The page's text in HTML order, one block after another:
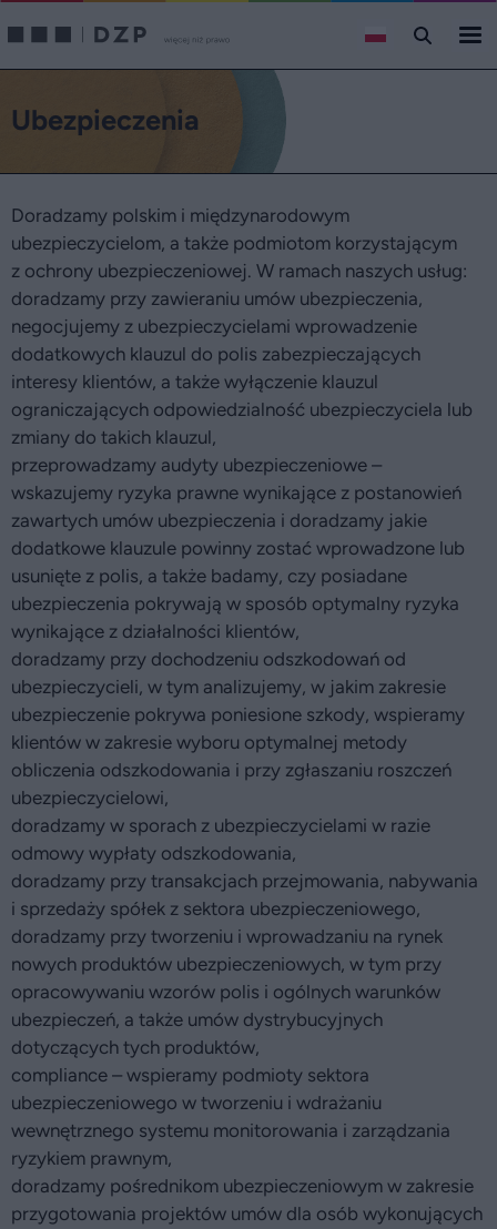
Ubezpieczenia
Doradzamy polskim i międzynarodowym
ubezpieczycielom, a także podmiotom korzystającym
z ochrony ubezpieczeniowej. W ramach naszych usług:
doradzamy przy zawieraniu umów ubezpieczenia,
negocjujemy z ubezpieczycielami wprowadzenie
dodatkowych klauzul do polis zabezpieczających
interesy klientów, a także wyłączenie klauzul
ograniczających odpowiedzialność ubezpieczyciela lub
zmiany do takich klauzul,
przeprowadzamy audyty ubezpieczeniowe –
wskazujemy ryzyka prawne wynikające z postanowień
zawartych umów ubezpieczenia i doradzamy jakie
dodatkowe klauzule powinny zostać wprowadzone lub
usunięte z polis, a także badamy, czy posiadane
ubezpieczenia pokrywają w sposób optymalny ryzyka
wynikające z działalności klientów,
doradzamy przy dochodzeniu odszkodowań od
ubezpieczycieli, w tym analizujemy, w jakim zakresie
ubezpieczenie pokrywa poniesione szkody, wspieramy
klientów w zakresie wyboru optymalnej metody
obliczenia odszkodowania i przy zgłaszaniu roszczeń
ubezpieczycielowi,
doradzamy w sporach z ubezpieczycielami w razie
odmowy wypłaty odszkodowania,
doradzamy przy transakcjach przejmowania, nabywania
i sprzedaży spółek z sektora ubezpieczeniowego,
doradzamy przy tworzeniu i wprowadzaniu na rynek
nowych produktów ubezpieczeniowych, w tym przy
opracowywaniu wzorów polis i ogólnych warunków
ubezpieczeń, a także umów dystrybucyjnych
dotyczących tych produktów,
compliance – wspieramy podmioty sektora
ubezpieczeniowego w tworzeniu i wdrażaniu
wewnętrznego systemu monitorowania i zarządzania
ryzykiem prawnym,
doradzamy pośrednikom ubezpieczeniowym w zakresie
przygotowania projektów umów dla osób wykonujących